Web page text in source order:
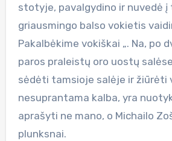
stotyje, pavalgydino ir nuvedė į
griausmingo balso vokietis
Pakalbėkime vokiškai „. Na, po
paros praleistų oro uostų
sėdėti tamsioje salėje ir žiūrėti
nesuprantama kalba, yra
aprašyti ne mano, o Michailo
plunksnai.